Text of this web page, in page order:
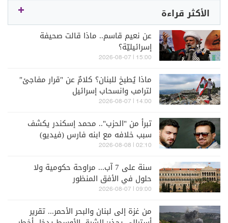
الأكثر قراءة
عن نعيم قاسم.. ماذا قالت صحيفة
إسرائيليّة؟
15:00 | 2026-08-07
ماذا يُطبخ للبنان؟ كلامٌ عن "قرار مفاجئ"
لترامب وانسحاب إسرائيل
14:00 | 2026-08-07
تبرأ من "الحزب".. محمد إسكندر يكشف
سبب خلافه مع ابنه فارس (فيديو)
02:10 | 2026-08-08
سنة على 7 آب... مراوحة حكومية ولا
حلول في الأفق المنظور
09:00 | 2026-08-07
من غزة إلى لبنان والبحر الأحمر... تقرير